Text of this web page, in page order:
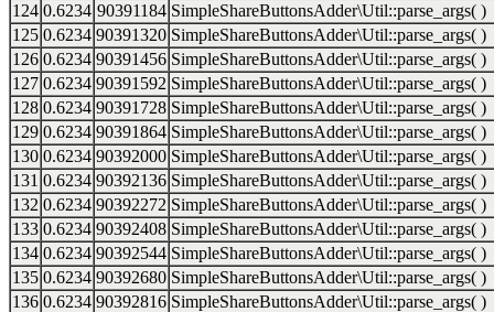
124 0.6234 90391184 SimpleShareButtonsAdder\Util::parse_args( )
125 0.6234 90391320 SimpleShareButtonsAdder\Util::parse_args( )
126 0.6234 90391456 SimpleShareButtonsAdder\Util::parse_args( )
127 0.6234 90391592 SimpleShareButtonsAdder\Util::parse_args( )
128 0.6234 90391728 SimpleShareButtonsAdder\Util::parse_args( )
129 0.6234 90391864 SimpleShareButtonsAdder\Util::parse_args( )
130 0.6234 90392000 SimpleShareButtonsAdder\Util::parse_args( )
131 0.6234 90392136 SimpleShareButtonsAdder\Util::parse_args( )
132 0.6234 90392272 SimpleShareButtonsAdder\Util::parse_args( )
133 0.6234 90392408 SimpleShareButtonsAdder\Util::parse_args( )
134 0.6234 90392544 SimpleShareButtonsAdder\Util::parse_args( )
135 0.6234 90392680 SimpleShareButtonsAdder\Util::parse_args( )
136 0.6234 90392816 SimpleShareButtonsAdder\Util::parse_args( )